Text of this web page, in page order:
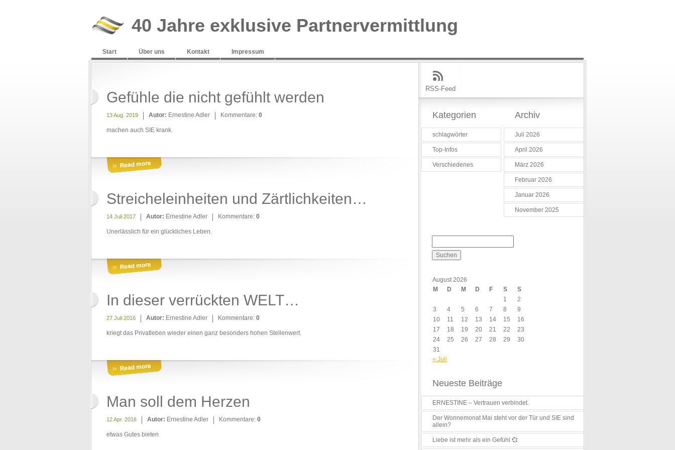
40 Jahre exklusive Partnervermittlung
Start Über uns Kontakt Impressum
Gefühle die nicht gefühlt werden
13 Aug. 2019 Autor: Ernestine Adler Kommentare: 0
machen auch SIE krank.
Streicheleinheiten und Zärtlichkeiten…
14 Juli 2017 Autor: Ernestine Adler Kommentare: 0
Unerlässlich für ein glückliches Leben.
In dieser verrückten WELT…
27 Juli 2016 Autor: Ernestine Adler Kommentare: 0
kriegt das Privatleben wieder einen ganz besonders hohen Stellenwert.
Man soll dem Herzen
12 Apr. 2016 Autor: Ernestine Adler Kommentare: 0
etwas Gutes bieten
RSS-Feed
Kategorien
schlagwörter
Top-Infos
Verschiedenes
Archiv
Juli 2026
April 2026
März 2026
Februar 2026
Januar 2026
November 2025
August 2026
M
D M D F S
S
1
2
3
4 5 6 7 8
9
10
11 12 13 14 15
16
17
18 19 20 21 22
23
24
25 26 27 28 29
30
31
« Juli
Neueste Beiträge
ERNESTINE – Vertrauen verbindet.
Der Wonnemonat Mai steht vor der Tür und SIE sind
allein?
Liebe ist mehr als ein Gefühl 💞